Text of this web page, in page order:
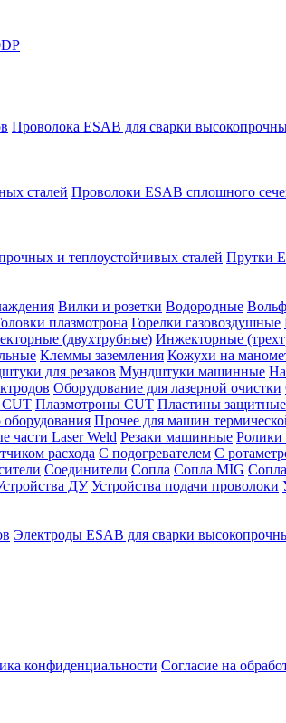
Проволока ESAB для сварки
сталей Проволоки ESAB сплошного
и теплоустойчивых сталей Прутки
Вилки и розетки Водородные
плазмотрона Горелки газовоздушные
(двухтрубные) Инжекторные
Клеммы заземления Кожухи на
для резаков Мундштуки машинные
Оборудование для лазерной очистки
CUT Плазмотроны CUT Пластины защитные
Прочее для машин
части Laser Weld Резаки машинные
расхода С подогревателем С
Соединители Сопла Сопла MIG
ДУ Устройства подачи проволоки
Электроды ESAB для сварки
конфиденциальности Согласие на